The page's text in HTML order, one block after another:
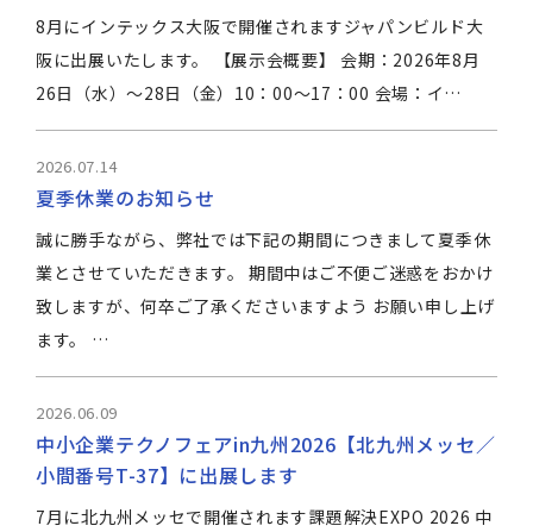
8月にインテックス大阪で開催されますジャパンビルド大
阪に出展いたします。 【展示会概要】 会期：2026年8月
26日（水）～28日（金）10：00～17：00 会場：イ…
2026.07.14
夏季休業のお知らせ
誠に勝手ながら、弊社では下記の期間につきまして夏季休
業とさせていただきます。 期間中はご不便ご迷惑をおかけ
致しますが、何卒ご了承くださいますよう お願い申し上げ
ます。 …
2026.06.09
中小企業テクノフェアin九州2026【北九州メッセ／
小間番号T-37】に出展します
7月に北九州メッセで開催されます課題解決EXPO 2026 中